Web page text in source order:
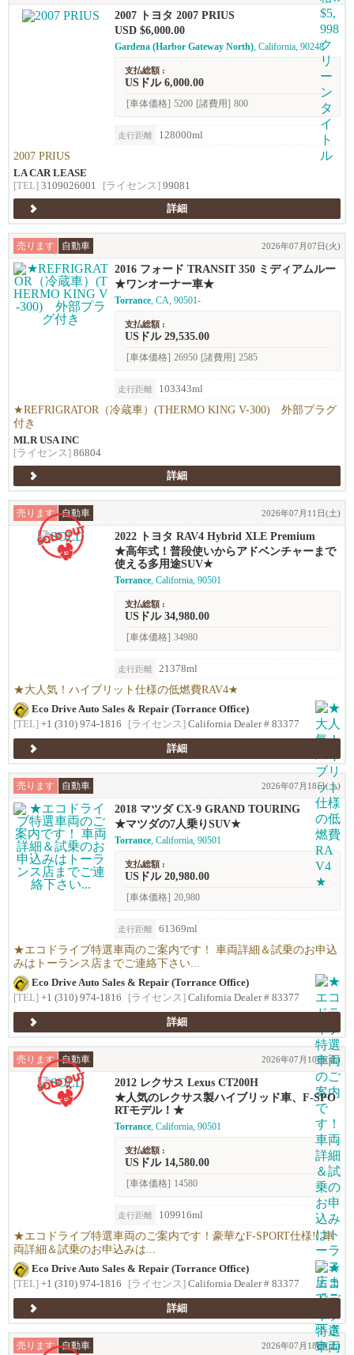
2007 トヨタ 2007 PRIUS
USD $6,000.00
Gardena (Harbor Gateway North), California, 90248
支払総額 :
USドル 6,000.00
[車体価格] 5200 [諸費用] 800
走行距離 128000ml
2007 PRIUS
LA CAR LEASE
[TEL] 3109026001 [ライセンス] 99081
詳細
売ります 自動車 2026年07月07日(火)
2016 フォード TRANSIT 350 ミディアムルー
フ
★ワンオーナー車★
Torrance, CA, 90501-
支払総額 :
USドル 29,535.00
[車体価格] 26950 [諸費用] 2585
走行距離 103343ml
★REFRIGRATOR（冷蔵車）(THERMO KING V-300) 外部プラグ
付き
MLR USA INC
[ライセンス] 86804
詳細
売ります 自動車 2026年07月11日(土)
2022 トヨタ RAV4 Hybrid XLE Premium
★高年式！普段使いからアドベンチャーまで
使える多用途SUV★
Torrance, California, 90501
支払総額 :
USドル 34,980.00
[車体価格] 34980
走行距離 21378ml
★大人気！ハイブリット仕様の低燃費RAV4★
Eco Drive Auto Sales & Repair (Torrance Office)
[TEL] +1 (310) 974-1816 [ライセンス] California Dealer # 83377
詳細
売ります 自動車 2026年07月18日(土)
2018 マツダ CX-9 GRAND TOURING
★マツダの7人乗りSUV★
Torrance, California, 90501
支払総額 :
USドル 20,980.00
[車体価格] 20,980
走行距離 61369ml
★エコドライブ特選車両のご案内です！ 車両詳細＆試乗のお申込
みはトーランス店までご連絡下さい...
Eco Drive Auto Sales & Repair (Torrance Office)
[TEL] +1 (310) 974-1816 [ライセンス] California Dealer # 83377
詳細
売ります 自動車 2026年07月10日(金)
2012 レクサス Lexus CT200H
★人気のレクサス製ハイブリッド車、F-SPO
RTモデル！★
Torrance, California, 90501
支払総額 :
USドル 14,580.00
[車体価格] 14580
走行距離 109916ml
★エコドライブ特選車両のご案内です！豪華なF-SPORT仕様!! 車
両詳細＆試乗のお申込みは...
Eco Drive Auto Sales & Repair (Torrance Office)
[TEL] +1 (310) 974-1816 [ライセンス] California Dealer # 83377
詳細
売ります 自動車 2026年07月18日(土)